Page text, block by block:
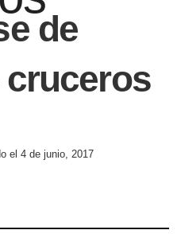
de
el 4 de junio, 2017